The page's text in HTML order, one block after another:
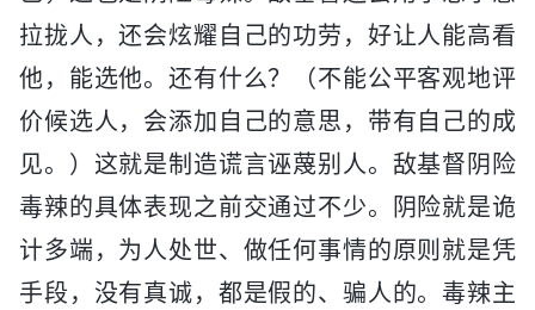
拉拢人，还会炫耀自己的功劳，好让人能高看
他，能选他。还有什么？（不能公平客观地评
价候选人，会添加自己的意思，带有自己的成
见。）这就是制造谎言诬蔑别人。敌基督阴险
毒辣的具体表现之前交通过不少。阴险就是诡
计多端，为人处世、做任何事情的原则就是凭
手段，没有真诚，都是假的、骗人的。毒辣主